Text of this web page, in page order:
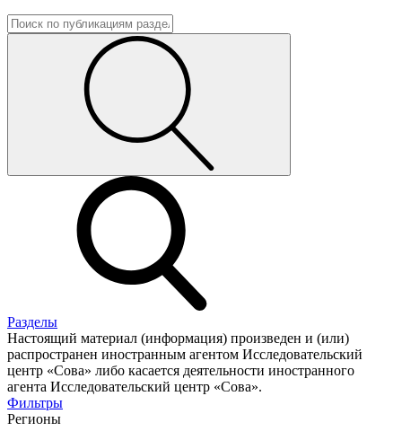
Разделы
Настоящий материал (информация) произведен и (или)
распространен иностранным агентом Исследовательский
центр «Сова» либо касается деятельности иностранного
агента Исследовательский центр «Сова».
Фильтры
Регионы